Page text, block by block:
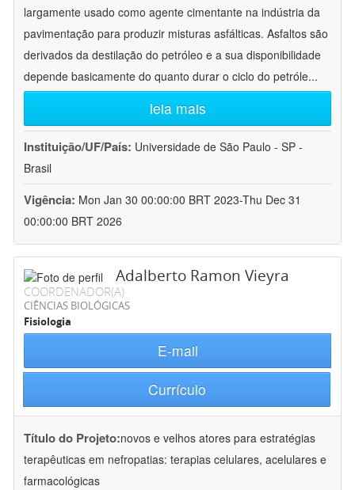
largamente usado como agente cimentante na indústria da
pavimentação para produzir misturas asfálticas. Asfaltos são
derivados da destilação do petróleo e a sua disponibilidade
depende basicamente do quanto durar o ciclo do petróle...
leia mais
Instituição/UF/País: Universidade de São Paulo - SP -
Brasil
Vigência: Mon Jan 30 00:00:00 BRT 2023-Thu Dec 31
00:00:00 BRT 2026
Adalberto Ramon Vieyra
COORDENADOR(A)
CIÊNCIAS BIOLÓGICAS
Fisiologia
E-mail
Currículo
Título do Projeto:novos e velhos atores para estratégias
terapêuticas em nefropatias: terapias celulares, acelulares e
farmacológicas